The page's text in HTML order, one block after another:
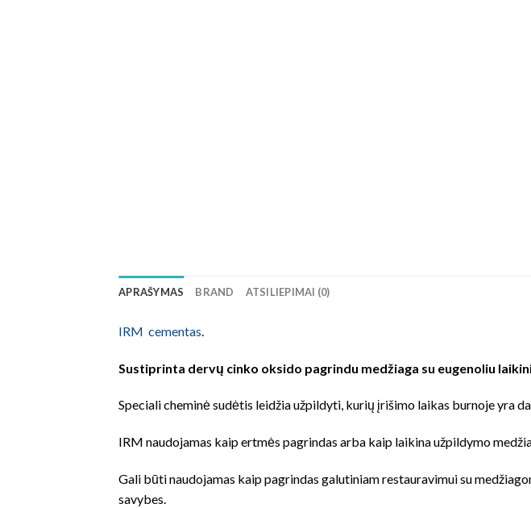
APRAŠYMAS BRAND ATSILIEPIMAI (0)
IRM cementas.
Sustiprinta dervų cinko oksido pagrindu medžiaga su eugenoliu
Speciali cheminė sudėtis leidžia užpildyti, kurių įrišimo laikas burnoje yra
IRM naudojamas kaip ertmės pagrindas arba kaip laikina užpildymo
Gali būti naudojamas kaip pagrindas galutiniam restauravimui su
savybes.